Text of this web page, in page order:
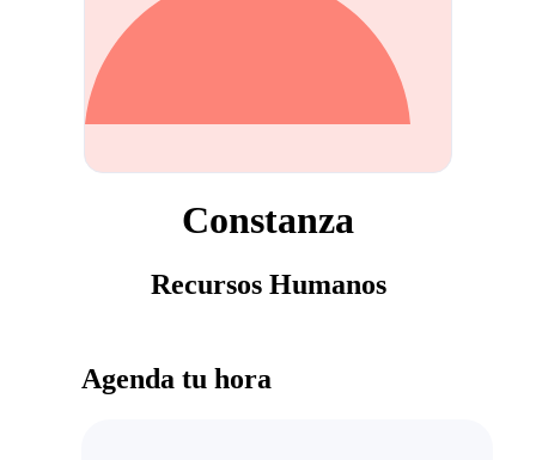
Constanza
Recursos Humanos
Agenda tu hora